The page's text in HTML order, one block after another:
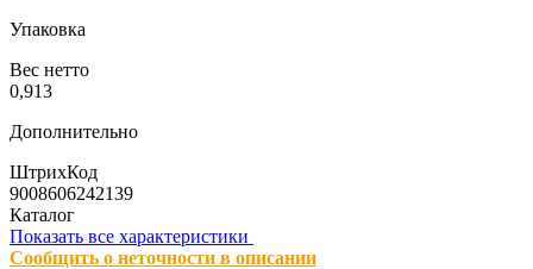
Упаковка
Вес нетто
0,913
Дополнительно
ШтрихКод
9008606242139
Каталог
Показать все характеристики
Сообщить о неточности в описании